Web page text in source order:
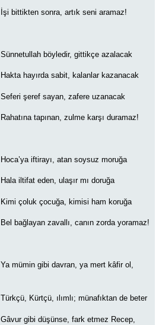
İşi bittikten sonra, artık seni aramaz!
Sünnetullah böyledir, gittikçe azalacak
Hakta hayırda sabit, kalanlar kazanacak
Seferi şeref sayan, zafere uzanacak
Rahatına tapınan, zulme karşı duramaz!
Hoca’ya iftirayı, atan soysuz moruğa
Hala iltifat eden, ulaşır mı doruğa
Kimi çoluk çocuğa, kimisi ham koruğa
Bel bağlayan zavallı, canın zorda yoramaz!
Ya mümin gibi davran, ya mert kâfir ol,
Türkçü, Kürtçü, ılımlı; münafıktan de beter
Gâvur gibi düşünse, fark etmez Recep,